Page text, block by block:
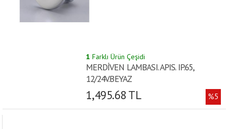
1 Farklı Ürün Çeşidi
MERDİVEN LAMBASI. APIS. IP.65,
12/24V.BEYAZ
1,495.68 TL %5